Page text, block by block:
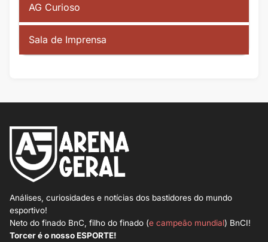
AG Curioso
Sala de Imprensa
Análises, curiosidades e notícias dos bastidores do mundo
esportivo!
Neto do finado BnC, filho do finado (e campeão mundial) BnCI!
Torcer é o nosso ESPORTE!